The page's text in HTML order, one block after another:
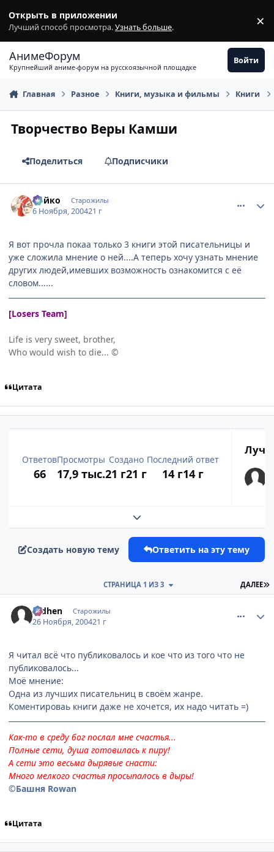
Открыть в приложении
Лучший способ просмотра.Узнать больше. ×
АнимеФорум
Крупнейший аниме-форум на русскоязычной площадке
Войти
Главная Разное Книги, музыка и фильмы Книги
Творчество Веры Камши
Поделиться Подписчики
Ройко Старожилы
6 Ноября, 200421 г
Я вот прочла покаа только 3 книги этой писательницы и
уже сложила мнение о ней....А теперь хочу узнать мнение
других людей,имевших возможность ознакомится с её
словом......
[Losers Team]
Life is very sweet, brother,
Who would wish to die... ©
Цитата
Ответов
66
Просмотры
17,9 тыс.
Создано
21 г21 г
Последний ответ
14 г14 г
Развернуть обзор темы
Создать новую тему Ответить на эту тему
ДАЛЕЕ
СТРАНИЦА 1 ИЗ 3
Aidhen Старожилы
26 Ноября, 200421 г
Я читал всё что публиковалось и кое что из того что не
публиковалось...
Моё мнение:
Одна из лучших писательниц в своём жанре.
Коментироваь книги даже не хочется, их надо читать =)
Как-то в среду бог послал мне счастья...
Полные сети, душа готовилась к пиру!
А сети это весьма дырявые снасти:
Много мелкого счастья просыпалось в дыры!
©Башня Rowan
Цитата